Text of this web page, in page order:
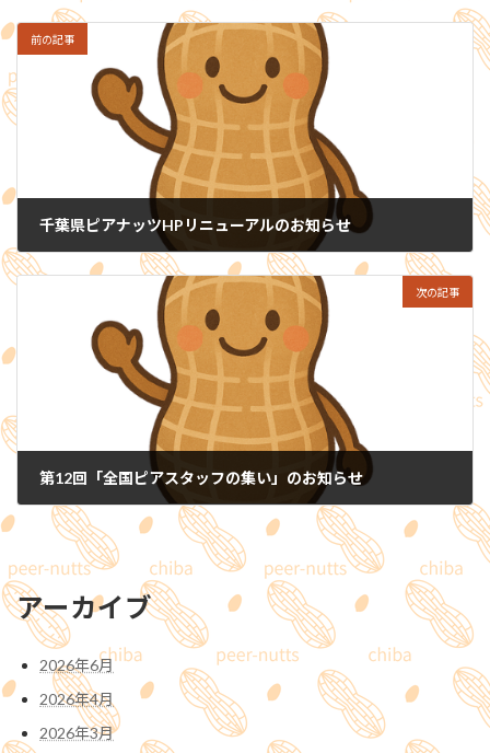
前の記事
千葉県ピアナッツHPリニューアルのお知らせ
次の記事
第12回「全国ピアスタッフの集い」のお知らせ
2025-11-01
アーカイブ
2026年6月
2026年4月
2026年3月